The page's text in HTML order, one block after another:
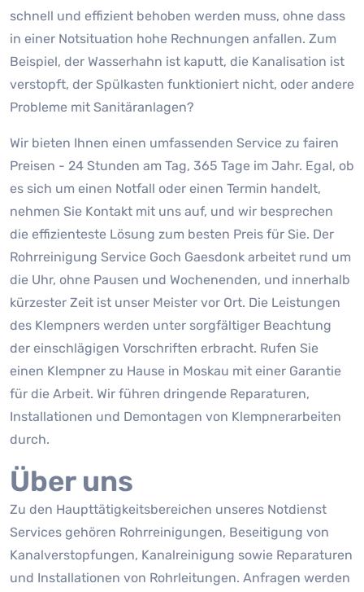
schnell und effizient behoben werden muss, ohne dass
in einer Notsituation hohe Rechnungen anfallen. Zum
Beispiel, der Wasserhahn ist kaputt, die Kanalisation ist
verstopft, der Spülkasten funktioniert nicht, oder andere
Probleme mit Sanitäranlagen?
Wir bieten Ihnen einen umfassenden Service zu fairen
Preisen - 24 Stunden am Tag, 365 Tage im Jahr. Egal, ob
es sich um einen Notfall oder einen Termin handelt,
nehmen Sie Kontakt mit uns auf, und wir besprechen
die effizienteste Lösung zum besten Preis für Sie. Der
Rohrreinigung Service Goch Gaesdonk arbeitet rund um
die Uhr, ohne Pausen und Wochenenden, und innerhalb
kürzester Zeit ist unser Meister vor Ort. Die Leistungen
des Klempners werden unter sorgfältiger Beachtung
der einschlägigen Vorschriften erbracht. Rufen Sie
einen Klempner zu Hause in Moskau mit einer Garantie
für die Arbeit. Wir führen dringende Reparaturen,
Installationen und Demontagen von Klempnerarbeiten
durch.
Über uns
Zu den Haupttätigkeitsbereichen unseres Notdienst
Services gehören Rohrreinigungen, Beseitigung von
Kanalverstopfungen, Kanalreinigung sowie Reparaturen
und Installationen von Rohrleitungen. Anfragen werden